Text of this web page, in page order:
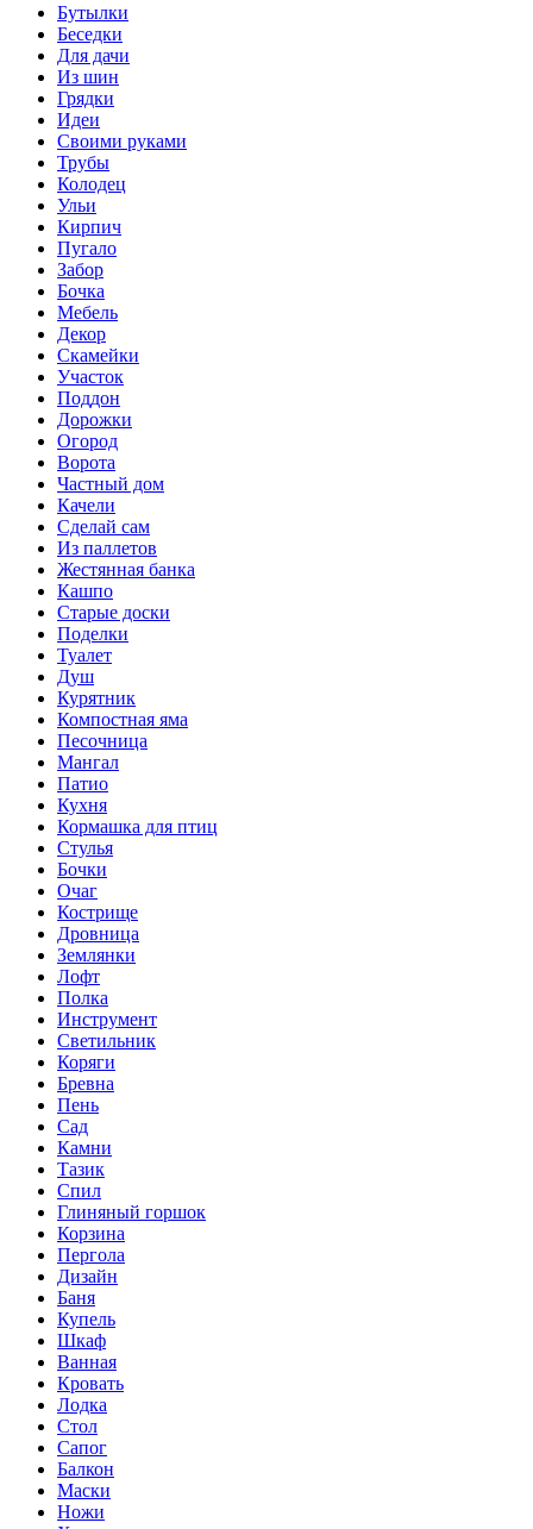
Бутылки
Беседки
Для дачи
Из шин
Грядки
Идеи
Своими руками
Трубы
Колодец
Ульи
Кирпич
Пугало
Забор
Бочка
Мебель
Декор
Скамейки
Участок
Поддон
Дорожки
Огород
Ворота
Частный дом
Качели
Сделай сам
Из паллетов
Жестянная банка
Кашпо
Старые доски
Поделки
Туалет
Душ
Курятник
Компостная яма
Песочница
Мангал
Патио
Кухня
Кормашка для птиц
Стулья
Бочки
Очаг
Кострище
Дровница
Землянки
Лофт
Полка
Инструмент
Светильник
Коряги
Бревна
Пень
Сад
Камни
Тазик
Спил
Глиняный горшок
Корзина
Пергола
Дизайн
Баня
Купель
Шкаф
Ванная
Кровать
Лодка
Стол
Сапог
Балкон
Маски
Ножи